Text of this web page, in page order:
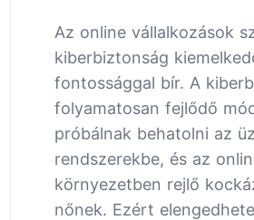
Az online vállalkozások
kiberbiztonság
fontossággal bír. A
folyamatosan fejlődő
próbálnak behatolni az
rendszerekbe, és az
környezetben rejlő
nőnek. Ezért